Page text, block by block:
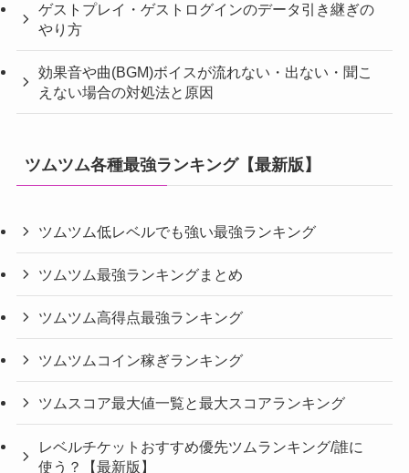
ゲストプレイ・ゲストログインのデータ引き継ぎの
やり方
効果音や曲(BGM)ボイスが流れない・出ない・聞こ
えない場合の対処法と原因
ツムツム各種最強ランキング【最新版】
ツムツム低レベルでも強い最強ランキング
ツムツム最強ランキングまとめ
ツムツム高得点最強ランキング
ツムツムコイン稼ぎランキング
ツムスコア最大値一覧と最大スコアランキング
レベルチケットおすすめ優先ツムランキング/誰に
使う？【最新版】